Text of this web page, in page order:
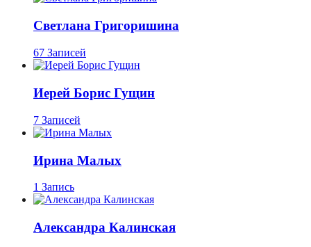
Светлана Григоришина
67 Записей
Иерей Борис Гущин
7 Записей
Ирина Малых
1 Запись
Александра Калинская